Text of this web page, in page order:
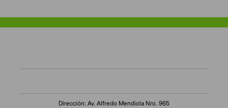
Dirección: Av. Alfredo Mendiola Nro. 965